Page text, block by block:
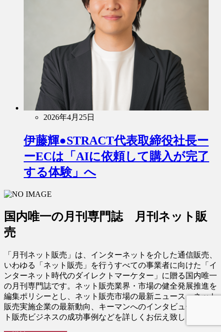
2026年4月25日
伊藤輝●STRACT代表取締役社長ー
ーECは「AIに依頼して購入が完了
する体験」へ
国内唯一の月刊専門誌 月刊ネット販
売
「月刊ネット販売」は、インターネットを介した通信販売、
いわゆる「ネット販売」を行うすべての事業者に向けた「イ
ンターネット時代のダイレクトマーケター」に贈る国内唯一
の月刊専門誌です。ネット販売業界・市場の健全発展推進を
編集ポリシーとし、ネット販売市場の最新ニュース、ネット
販売実施企業の最新動向、キーマンへのインタビュー、ネッ
ト販売ビジネスの成功事例などを詳しくお伝え致します。